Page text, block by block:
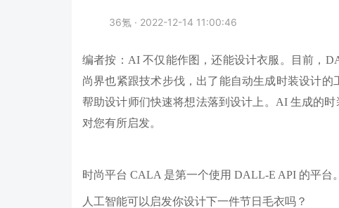
36氪 · 2022-12-14 11:00:46
编者按：AI 不仅能作图，还能设计衣服。目前，
尚界也紧跟技术步伐，出了能自动生成时装设计
帮助设计师们快速将想法落到设计上。AI 生成的
对您有所启发。
时尚平台 CALA 是第一个使用 DALL-E API 的平台。
人工智能可以启发你设计下一件节日毛衣吗？